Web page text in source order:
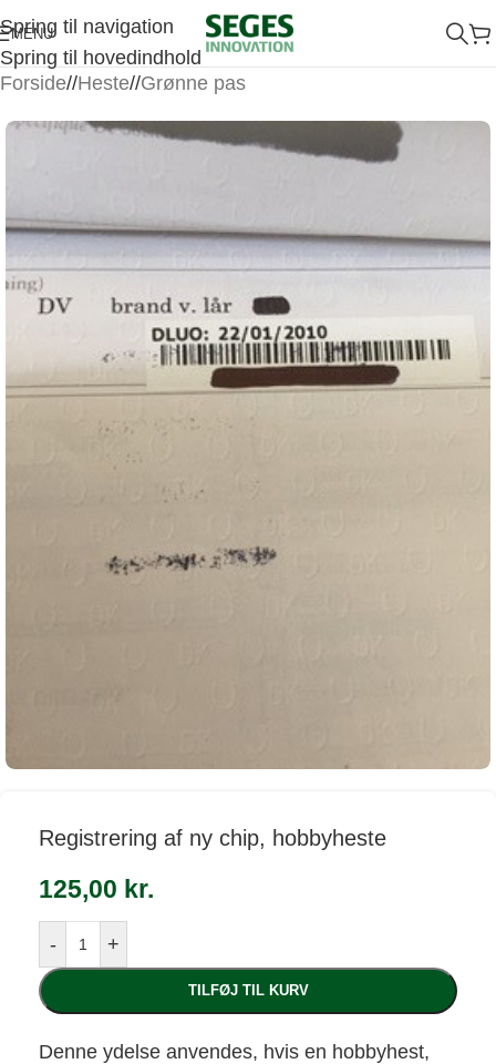
Spring til navigation
Spring til hovedindhold
MENU
Forside/ Heste/ Grønne pas
Registrering af ny chip, hobbyheste
125,00 kr.
- +
TILFØJ TIL KURV
Denne ydelse anvendes, hvis en hobbyhest,